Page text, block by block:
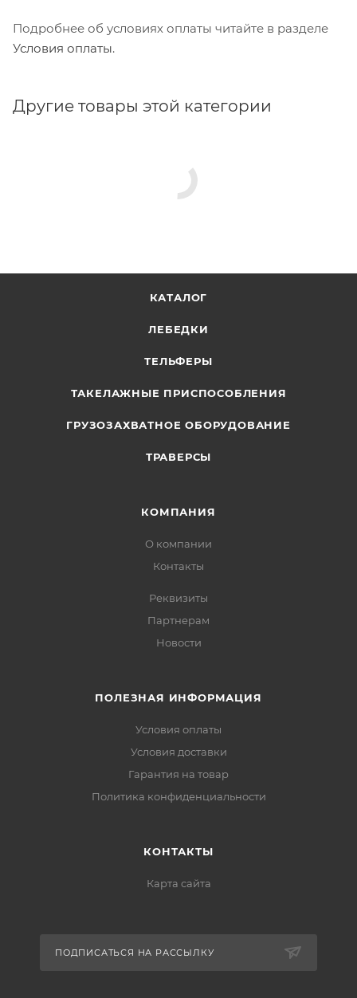
Подробнее об условиях оплаты читайте в разделе
Условия оплаты.
Другие товары этой категории
КАТАЛОГ
ЛЕБЕДКИ
ТЕЛЬФЕРЫ
ТАКЕЛАЖНЫЕ ПРИСПОСОБЛЕНИЯ
ГРУЗОЗАХВАТНОЕ ОБОРУДОВАНИЕ
ТРАВЕРСЫ
КОМПАНИЯ
О компании
Контакты
Реквизиты
Партнерам
Новости
ПОЛЕЗНАЯ ИНФОРМАЦИЯ
Условия оплаты
Условия доставки
Гарантия на товар
Политика конфиденциальности
КОНТАКТЫ
Карта сайта
ПОДПИСАТЬСЯ НА РАССЫЛКУ